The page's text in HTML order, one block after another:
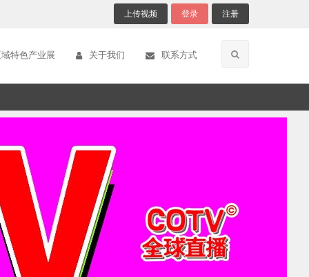
上传视频 登录 注册
特色产业展 关于我们 联系方式